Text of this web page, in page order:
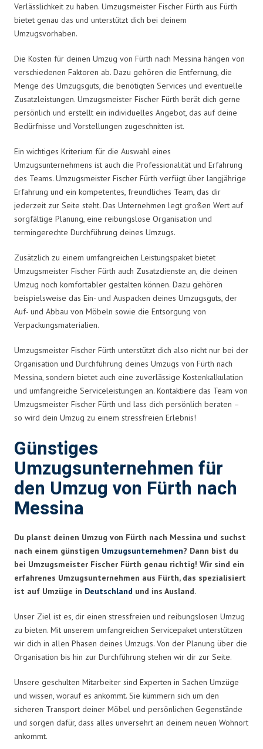
Verlässlichkeit zu haben. Umzugsmeister Fischer Fürth aus Fürth
bietet genau das und unterstützt dich bei deinem
Umzugsvorhaben.
Die Kosten für deinen Umzug von Fürth nach Messina hängen von
verschiedenen Faktoren ab. Dazu gehören die Entfernung, die
Menge des Umzugsguts, die benötigten Services und eventuelle
Zusatzleistungen. Umzugsmeister Fischer Fürth berät dich gerne
persönlich und erstellt ein individuelles Angebot, das auf deine
Bedürfnisse und Vorstellungen zugeschnitten ist.
Ein wichtiges Kriterium für die Auswahl eines
Umzugsunternehmens ist auch die Professionalität und Erfahrung
des Teams. Umzugsmeister Fischer Fürth verfügt über langjährige
Erfahrung und ein kompetentes, freundliches Team, das dir
jederzeit zur Seite steht. Das Unternehmen legt großen Wert auf
sorgfältige Planung, eine reibungslose Organisation und
termingerechte Durchführung deines Umzugs.
Zusätzlich zu einem umfangreichen Leistungspaket bietet
Umzugsmeister Fischer Fürth auch Zusatzdienste an, die deinen
Umzug noch komfortabler gestalten können. Dazu gehören
beispielsweise das Ein- und Auspacken deines Umzugsguts, der
Auf- und Abbau von Möbeln sowie die Entsorgung von
Verpackungsmaterialien.
Umzugsmeister Fischer Fürth unterstützt dich also nicht nur bei der
Organisation und Durchführung deines Umzugs von Fürth nach
Messina, sondern bietet auch eine zuverlässige Kostenkalkulation
und umfangreiche Serviceleistungen an. Kontaktiere das Team von
Umzugsmeister Fischer Fürth und lass dich persönlich beraten –
so wird dein Umzug zu einem stressfreien Erlebnis!
Günstiges
Umzugsunternehmen für
den Umzug von Fürth nach
Messina
Du planst deinen Umzug von Fürth nach Messina und suchst
nach einem günstigen Umzugsunternehmen? Dann bist du
bei Umzugsmeister Fischer Fürth genau richtig! Wir sind ein
erfahrenes Umzugsunternehmen aus Fürth, das spezialisiert
ist auf Umzüge in Deutschland und ins Ausland.
Unser Ziel ist es, dir einen stressfreien und reibungslosen Umzug
zu bieten. Mit unserem umfangreichen Servicepaket unterstützen
wir dich in allen Phasen deines Umzugs. Von der Planung über die
Organisation bis hin zur Durchführung stehen wir dir zur Seite.
Unsere geschulten Mitarbeiter sind Experten in Sachen Umzüge
und wissen, worauf es ankommt. Sie kümmern sich um den
sicheren Transport deiner Möbel und persönlichen Gegenstände
und sorgen dafür, dass alles unversehrt an deinem neuen Wohnort
ankommt.